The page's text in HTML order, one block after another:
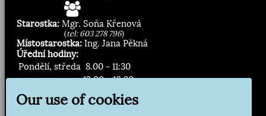
Starostka: Mgr. Soňa Křenová
(tel: 603 278 796)
Místostarostka: Ing. Jana Pěkná
Úřední hodiny:
Pondělí, středa 8.00 - 11:30
13:00 - 16:30
Our use of cookies